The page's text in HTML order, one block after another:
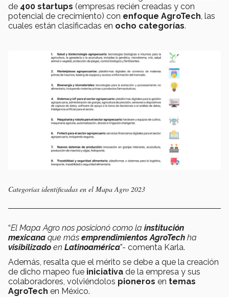
de 400 startups (empresas recién creadas y con
potencial de crecimiento) con enfoque AgroTech , las
cuales están clasificadas en ocho categorías.
Categorías identificadas en el Mapa Agro 2023
“El Mapa Agro nos posicionó como la institución
mexicana que más emprendimientos AgroTech ha
visibilizado en Latinoamérica”- comenta Karla.
Además, resalta que el mérito se debe a que la creación
de dicho mapeo fue iniciativa de la empresa y sus
colaboradores, volviéndolos pioneros en temas
AgroTech en México.